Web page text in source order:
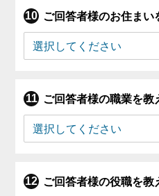
ご回答者様のお住まい
ご回答者様の職業を教
ご回答者様の役職を教